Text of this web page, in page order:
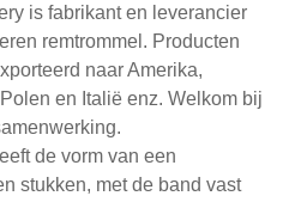
is fabrikant en leverancier
remtrommel. Producten
naar Amerika,
en Italië enz. Welkom bij
de vorm van een
stukken, met de band vast